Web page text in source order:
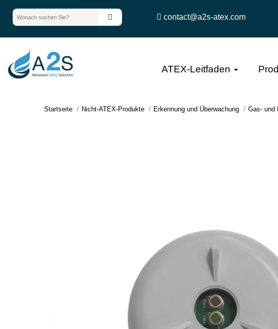
contact@a2s-atex.com
ATEX-Leitfaden
Startseite Nicht-ATEX-Produkte Erkennung und Überwachung Gas- und